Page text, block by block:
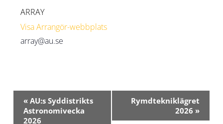
ARRAY
Visa Arrangör-webbplats
array@au.se
navigering
« AU:s Syddistrikts
Astronomivecka
2026
Rymdtekniklägret
2026 »